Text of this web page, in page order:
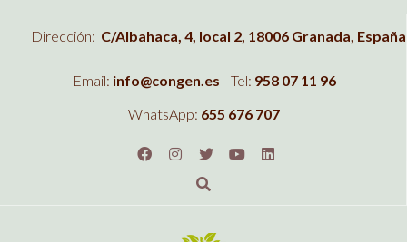
Dirección: C/Albahaca, 4, local 2, 18006 Granada, España
Email: info@congen.es Tel: 958 07 11 96
WhatsApp: 655 676 707